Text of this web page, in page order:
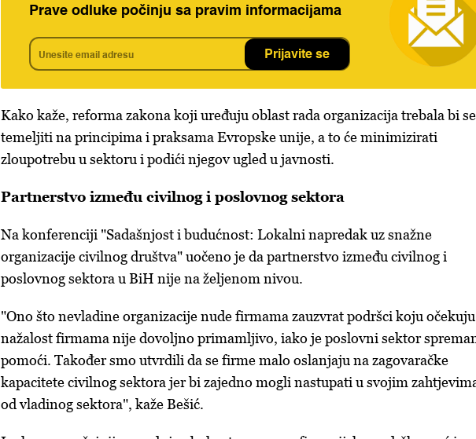
Prave odluke počinju sa pravim informacijama
Prijavite se
Kako kaže, reforma zakona koji uređuju oblast rada organizacija trebala bi se
temeljiti na principima i praksama Evropske unije, a to će minimizirati
zloupotrebu u sektoru i podići njegov ugled u javnosti.
Partnerstvo između civilnog i poslovnog sektora
Na konferenciji "Sadašnjost i budućnost: Lokalni napredak uz snažne
organizacije civilnog društva" uočeno je da partnerstvo između civilnog i
poslovnog sektora u BiH nije na željenom nivou.
"Ono što nevladine organizacije nude firmama zauzvrat podršci koju
nažalost firmama nije dovoljno primamljivo, iako je poslovni sektor
pomoći. Također smo utvrdili da se firme malo oslanjaju na zagovaračke
kapacitete civilnog sektora jer bi zajedno mogli nastupati u svojim
od vladinog sektora", kaže Bešić.